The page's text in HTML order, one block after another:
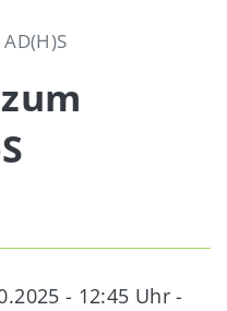
- 12:45 Uhr -